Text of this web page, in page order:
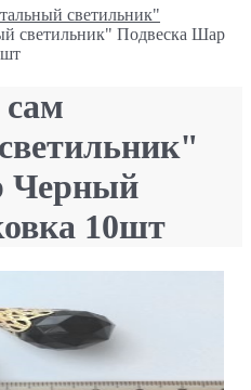
светильник"
светильник" Подвеска Шар
Черный
10шт